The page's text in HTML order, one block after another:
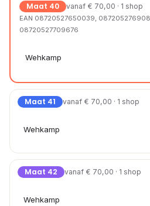
Maat 40 vanaf € 70,00 · 1 shop
EAN 08720527650039,
08720527709676
Wehkamp
Maat 41 vanaf € 70,00 · 1 shop
Wehkamp
Maat 42 vanaf € 70,00 · 1 shop
Wehkamp